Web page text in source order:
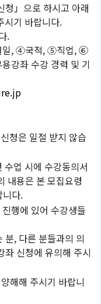
청」으로 하시고 아래
시기 바랍니다.
.
일, ④국적, ⑤직업, ⑥
강좌 수강 경력 및 기
청은 일절 받지 않습
업 시에 수강동의서
내용은 본 모집요령
니다.
행에 있어 수강생들
분, 다른 분들과의 의
좌 신청에 유의해 주시
해해 주시기 바랍니